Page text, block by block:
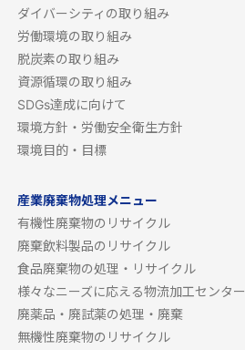
ダイバーシティの取り組み
労働環境の取り組み
脱炭素の取り組み
資源循環の取り組み
SDGs達成に向けて
環境方針・労働安全衛生方針
環境目的・目標
産業廃棄物処理メニュー
有機性廃棄物のリサイクル
廃棄飲料製品のリサイクル
食品廃棄物の処理・リサイクル
様々なニーズに応える物流加工センター
廃薬品・廃試薬の処理・廃棄
無機性廃棄物のリサイクル